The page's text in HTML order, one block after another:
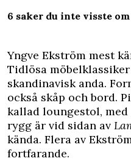
6 saker du inte visste
Yngve Ekström mest
Tidlösa
skandinavisk anda.
också skåp och bord.
kallad loungestol,
rygg är vid sidan av
kända. Flera av
fortfarande.